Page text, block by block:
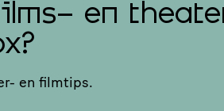
en
en filmtips.